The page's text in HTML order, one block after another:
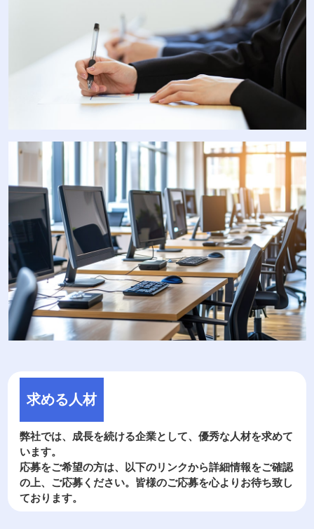
求める人材
弊社では、成長を続ける企業として、優秀な人材を求めて
います。
応募をご希望の方は、以下のリンクから詳細情報をご確認
の上、ご応募ください。皆様のご応募を心よりお待ち致し
ております。